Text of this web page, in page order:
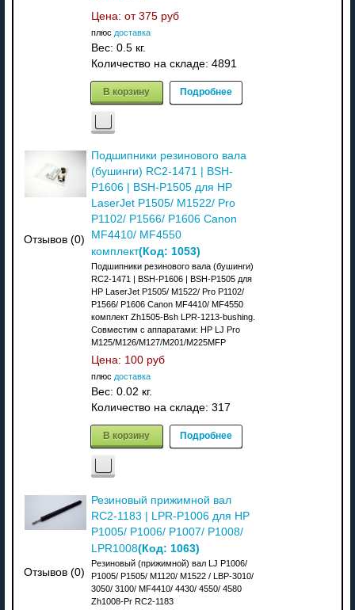
Цена: от 375 руб
плюс доставка
Вес: 0.5 кг.
Количество на складе: 4891
В корзину Подробнее
Отзывов (0)
Подшипники резинового вала
(бушинги) RC2-1471 | BSH-
P1606 | BSH-P1505 для HP
LaserJet P1505/ M1522/ Pro
P1102/ P1566/ P1606 Canon
MF4410/ MF4550
комплект(Код: 1053)
Подшипники резинового вала (бушинги)
RC2-1471 | BSH-P1606 | BSH-P1505 для
HP LaserJet P1505/ M1522/ Pro P1102/
P1566/ P1606 Canon MF4410/ MF4550
комплект Zh1505-Bsh LPR-1213-bushing.
Совместим с аппаратами: НР LJ Pro
M125/M126/M127/M201/M225MFP
Цена: 100 руб
плюс доставка
Вес: 0.02 кг.
Количество на складе: 317
В корзину Подробнее
Отзывов (0)
Резиновый прижимной вал
RC2-1183 | LPR-P1006 для HP
P1005/ P1006/ P1007/ P1008/
LPR1008(Код: 1063)
Резиновый (прижимной) вал LJ P1006/
P1005/ P1505/ M1120/ M1522 / LBP-3010/
3050/ 3100/ MF4410/ 4430/ 4550/ 4580
Zh1008-Pr RC2-1183